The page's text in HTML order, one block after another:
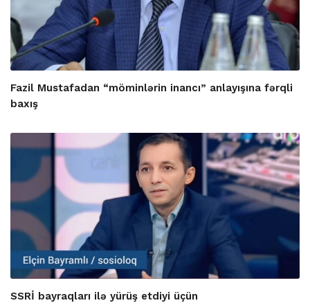
Fazil Mustafadan “möminlərin inancı” anlayışına fərqli
baxış
SSRİ bayraqları ilə yürüş etdiyi üçün